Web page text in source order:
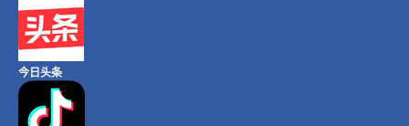
今日头条